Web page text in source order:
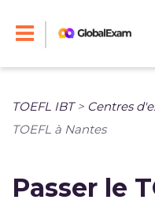
TOEFL IBT> Centres
TOEFL à Nantes
Passer le